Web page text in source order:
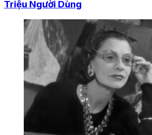
Triệu Người Dùng